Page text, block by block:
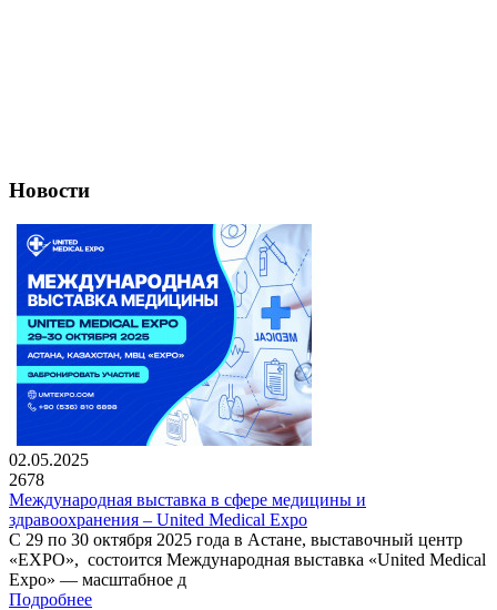
Новости
02.05.2025
2678
Международная выставка в сфере медицины и
здравоохранения – United Medical Expo
С 29 по 30 октября 2025 года в Астане, выставочный центр
«EXPO», состоится Международная выставка «United Medical
Expo» — масштабное д
Подробнее